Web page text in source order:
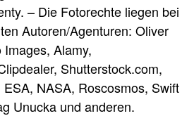
– Die Fotorechte liegen bei
Autoren/Agenturen: Oliver
Alamy,
Shutterstock.com,
NASA, Roscosmos, Swift
Unucka und anderen.